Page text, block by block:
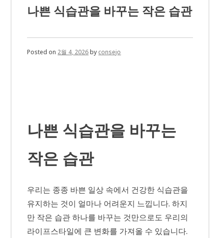
완
벽
나쁜 식습관을 바꾸는 작은 습관
Posted on 2월 4, 2026by consejo
나쁜 식습관을 바꾸는
작은 습관
우리는 종종 바쁜 일상 속에서 건강한 식습관을
유지하는 것이 얼마나 어려운지 느낍니다. 하지
만 작은 습관 하나를 바꾸는 것만으로도 우리의
라이프스타일에 큰 변화를 가져올 수 있습니다.